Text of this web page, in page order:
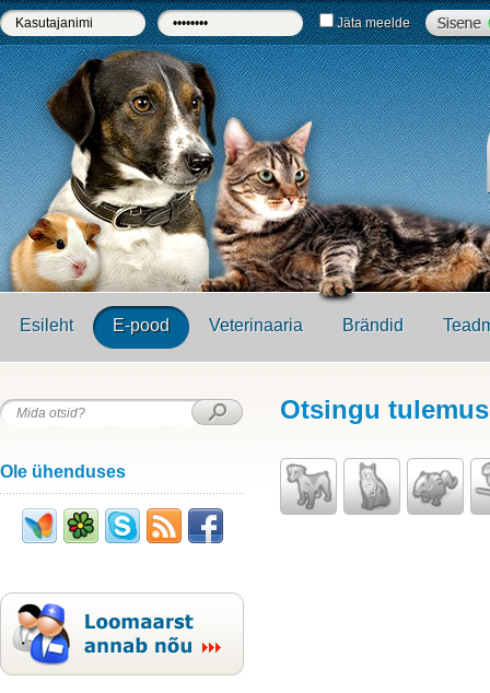
Jäta meelde
Esileht E-pood Veterinaaria Brändid
Ole ühenduses
Otsingu